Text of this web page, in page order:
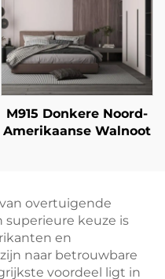
M915 Donkere Noord-
Amerikaanse Walnoot
overtuigende
superieure keuze is
en
naar betrouwbare
voordeel ligt in